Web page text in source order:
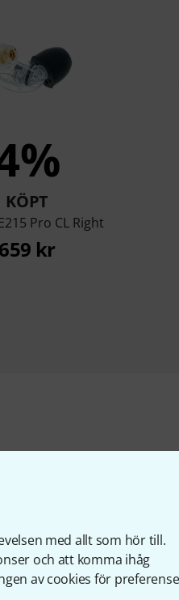
med allt som hör till.
och att komma ihåg
av cookies för
KÖPT
Pro CL Right
659 kr